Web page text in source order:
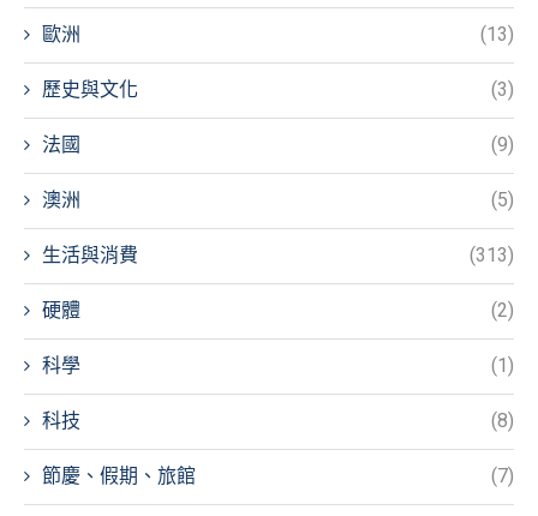
歐洲 (13)
歷史與文化 (3)
法國 (9)
澳洲 (5)
生活與消費 (313)
硬體 (2)
科學 (1)
科技 (8)
節慶、假期、旅館 (7)